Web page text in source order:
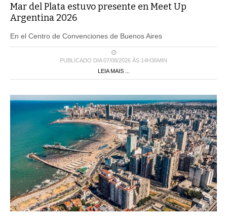
Mar del Plata estuvo presente en Meet Up
Argentina 2026
En el Centro de Convenciones de Buenos Aires
PUBLICADO DIA 07/08/2026 ÀS 14H36MIN
LEIA MAIS ...